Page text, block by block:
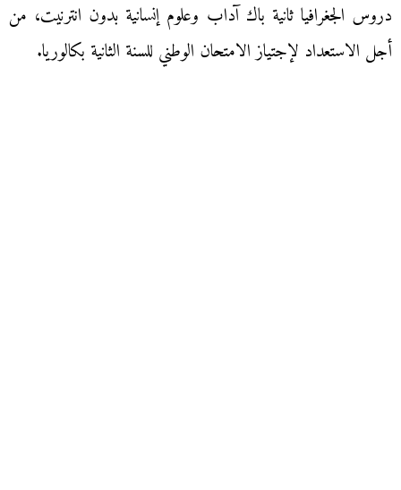
دروس الجغرافيا ثانية باك آداب وعلوم إنسانية بدون انترنيت، من
أجل الاستعداد لإجتياز الامتحان الوطني للسنة الثانية بكالوريا.